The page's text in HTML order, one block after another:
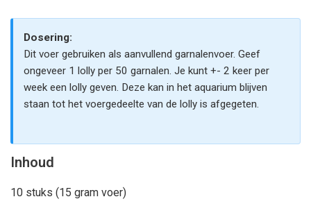
Dosering:
Dit voer gebruiken als aanvullend garnalenvoer. Geef
ongeveer 1 lolly per 50 garnalen. Je kunt +- 2 keer per
week een lolly geven. Deze kan in het aquarium blijven
staan tot het voergedeelte van de lolly is afgegeten.
Inhoud
10 stuks (15 gram voer)